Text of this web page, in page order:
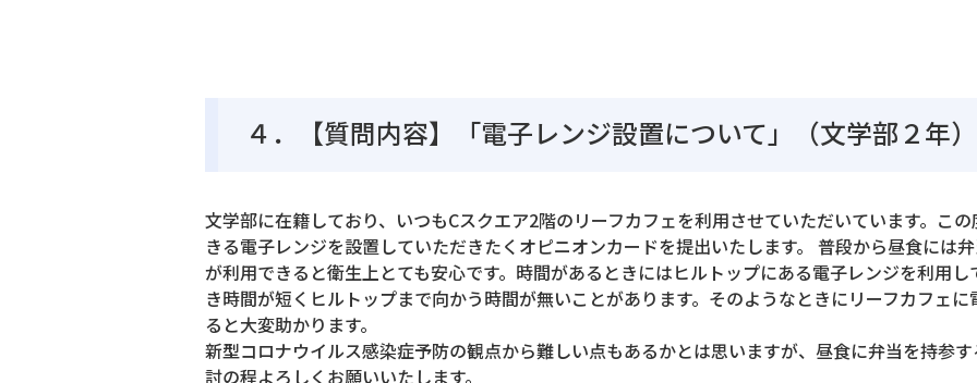
４．【質問内容】「電子レンジ設置について」（文学部２年）
文学部に在籍しており、いつもCスクエア2階のリーフカフェを利用させていただいています。こ
きる電子レンジを設置していただきたくオピニオンカードを提出いたします。 普段から昼食には
が利用できると衛生上とても安心です。時間があるときにはヒルトップにある電子レンジを利用
き時間が短くヒルトップまで向かう時間が無いことがあります。そのようなときにリーフカフェ
ると大変助かります。
新型コロナウイルス感染症予防の観点から難しい点もあるかとは思いますが、昼食に弁当を持参
討の程よろしくお願いいたします。